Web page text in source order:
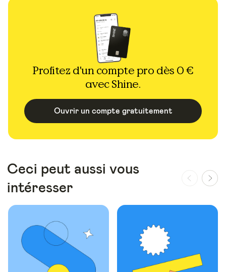
Profitez d'un compte pro dès 0 €
avec Shine.
Ouvrir un compte gratuitement
Ceci peut aussi vous
intéresser